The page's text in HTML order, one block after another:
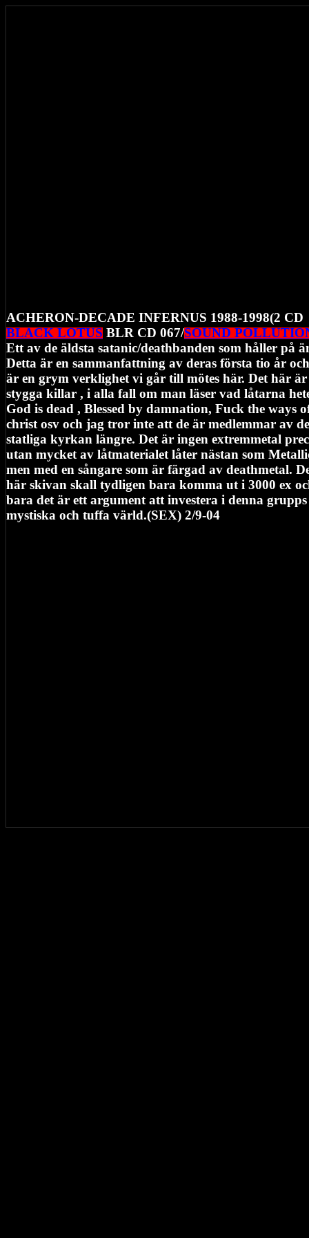
ACHERON-DECADE INFERNUS 1988-1998(2 CD
BLACK LOTUS BLR CD 067/SOUND
Ett av de äldsta satanic/deathbanden som håller på
Detta är en sammanfattning av deras första tio år
är en grym verklighet vi går till mötes här. Det här är
stygga killar , i alla fall om man läser vad låtarna
God is dead , Blessed by damnation, Fuck the ways
christ osv och jag tror inte att de är medlemmar av
statliga kyrkan längre. Det är ingen extremmetal
utan mycket av låtmaterialet låter nästan som
men med en sångare som är färgad av deathmetal.
här skivan skall tydligen bara komma ut i 3000 ex
bara det är ett argument att investera i denna grupps
mystiska och tuffa värld.(SEX) 2/9-04